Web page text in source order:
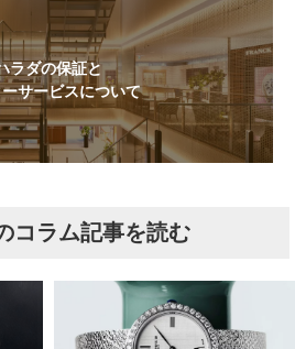
ラダの保証と
サービスについて
コラム記事を読む